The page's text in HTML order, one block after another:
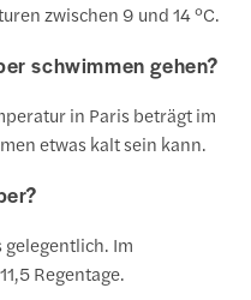
zwischen 9 und 14 °C.
schwimmen gehen?
in Paris beträgt im
etwas kalt sein kann.
Im
Regentage.